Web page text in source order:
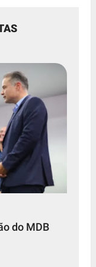
do MDB